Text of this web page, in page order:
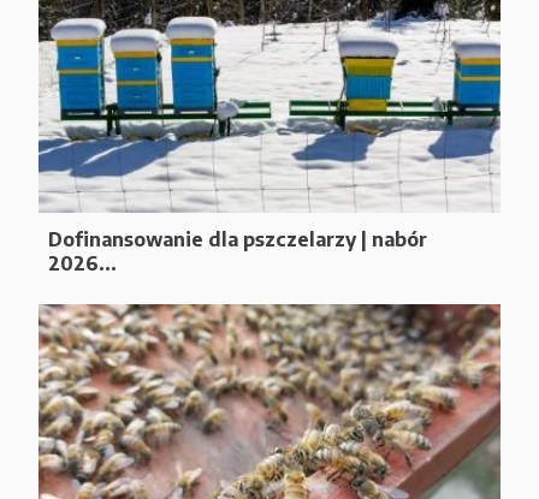
Dofinansowanie dla pszczelarzy | nabór
2026...